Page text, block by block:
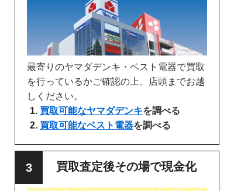
最寄りのヤマダデンキ・ベスト電器で買取
を行っているかご確認の上、店頭までお越
しください。
買取可能なヤマダデンキを調べる
買取可能なベスト電器を調べる
買取査定後その場で現金化